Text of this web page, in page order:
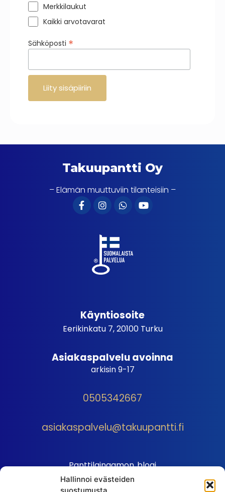
Hallinnoi evästeiden
Merkkilaukut
Kaikki arvotavarat
Sähköposti *
Takuupantti Oy
– Elämän muuttuviin tilanteisiin –
Käyntiosoite
Eerikinkatu 7, 20100 Turku
Asiakaspalvelu avoinna
arkisin 9-17
0505342667
asiakaspalvelu@takuupantti.fi
Panttilainaamon blogi
Palveluhinnasto